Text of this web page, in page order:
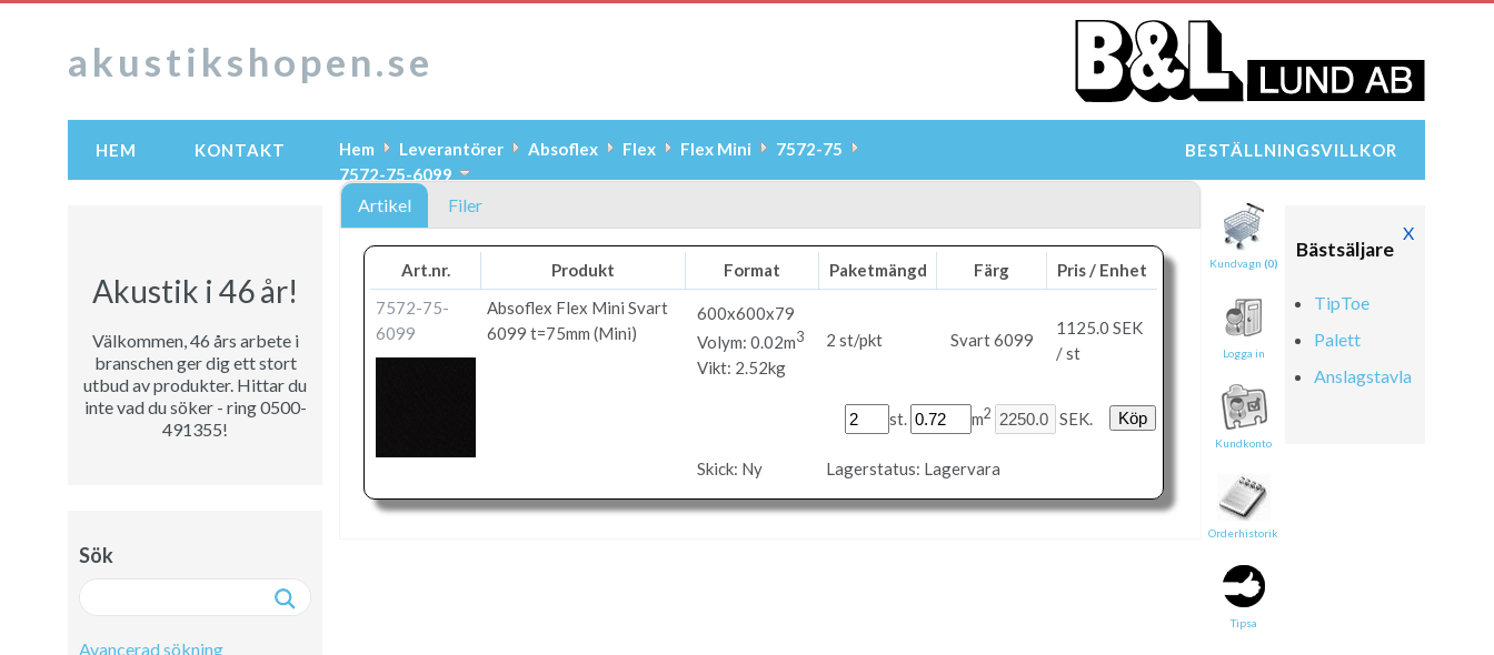
akustikshopen.se
HEM KONTAKT BESTÄLLNINGSVILLKOR
Akustik i 46 år!
Välkommen, 46 års arbete i
branschen ger dig ett stort
utbud av produkter. Hittar du
inte vad du söker - ring 0500-
491355!
Sök
Avancerad sökning
Hem Leverantörer Absoflex Flex Flex Mini
7572-75
7572-75-6099
Artikel Filer
Art.nr. Produkt Format Paketmängd Färg
Pris / Enhet
7572-75-
6099
Absoflex Flex Mini Svart
6099 t=75mm (Mini)
600x600x79
Volym: 0.02m3
Vikt: 2.52kg
2 st/pkt Svart 6099
1125.0 SEK
/ st
st. m2 SEK.
Skick: Ny Lagerstatus: Lagervara
Kundvagn (0)
Logga in
Kundkonto
Orderhistorik
Tipsa
Bästsäljare
X
TipToe
Palett
Anslagstavla